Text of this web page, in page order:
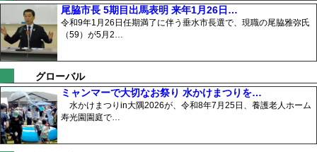
尾脇市長 5期目出馬表明 来年1月26日…
令和9年1月26日任期満了に伴う垂水市長選で、現職の尾脇雅弥氏
（59）が5月2…
グローバル
ミャンマーで大切なお祭り 水かけまつりを…
水かけまつりin大隅2026が、令和8年7月25日、養護老人ホーム
寿光園園庭で…